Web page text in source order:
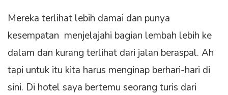
Mereka terlihat lebih damai dan punya
kesempatan menjelajahi bagian lembah lebih ke
dalam dan kurang terlihat dari jalan beraspal. Ah
tapi untuk itu kita harus menginap berhari-hari di
sini. Di hotel saya bertemu seorang turis dari